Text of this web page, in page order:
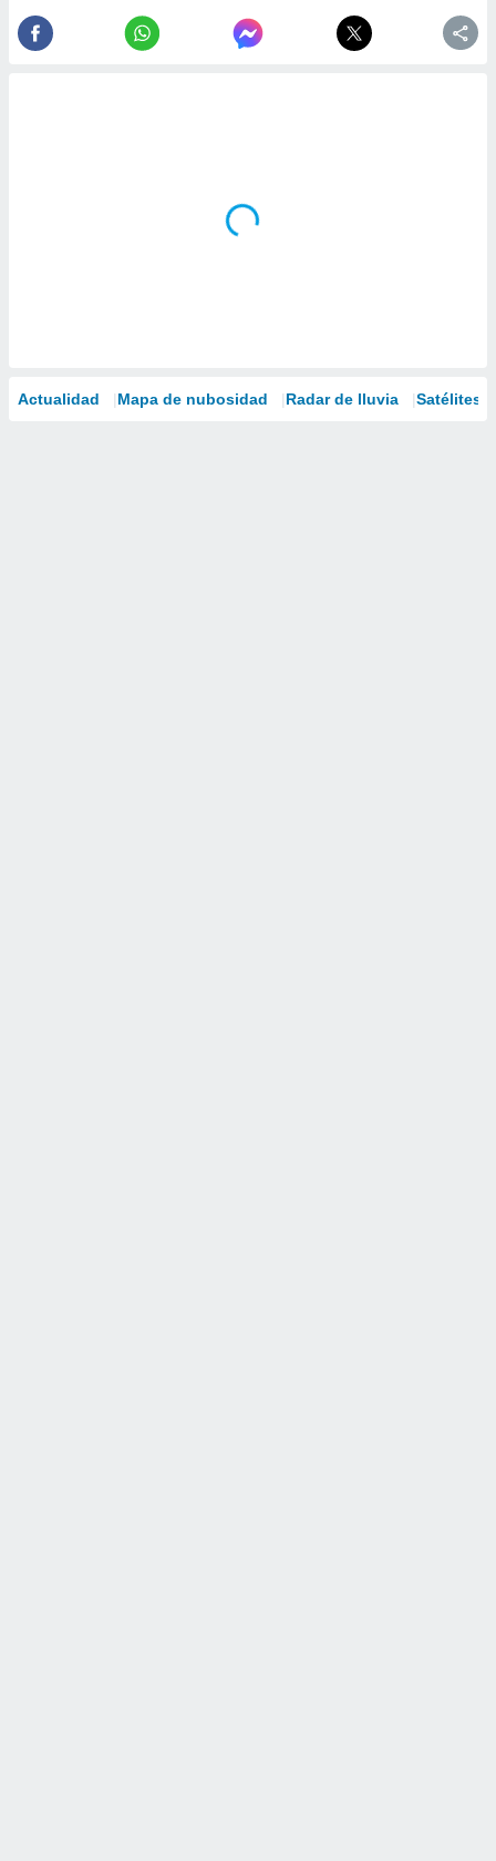
Actualidad Mapa de nubosidad Radar de lluvia Satélites